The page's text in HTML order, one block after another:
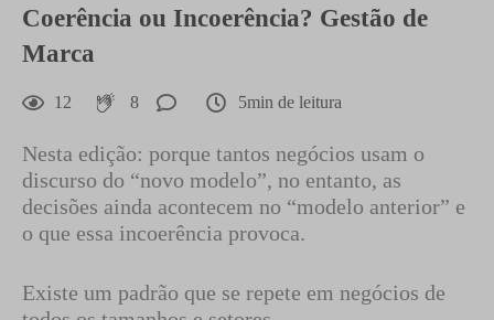
Coerência ou Incoerência? Gestão de
Marca
12 8 5min de leitura
Nesta edição: porque tantos negócios usam o
discurso do “novo modelo”, no entanto, as
decisões ainda acontecem no “modelo anterior” e
o que essa incoerência provoca.
Existe um padrão que se repete em negócios de